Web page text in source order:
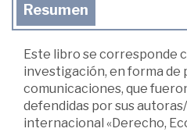
Resumen
Este libro se corresponde
investigación, en forma de
comunicaciones, que
defendidas por sus
internacional «Derecho,